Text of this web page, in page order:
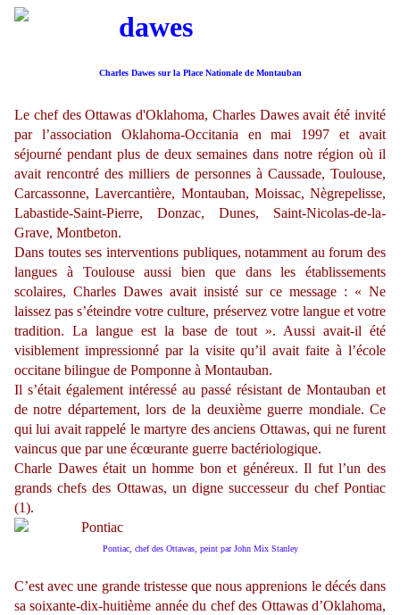
Charles Dawes sur la Place Nationale de Montauban
Le chef des Ottawas d'Oklahoma, Charles Dawes avait été invité
par l’association Oklahoma-Occitania en mai 1997 et avait
séjourné pendant plus de deux semaines dans notre région où il
avait rencontré des milliers de personnes à Caussade, Toulouse,
Carcassonne, Lavercantière, Montauban, Moissac, Nègrepelisse,
Labastide-Saint-Pierre, Donzac, Dunes, Saint-Nicolas-de-la-
Grave, Montbeton.
Dans toutes ses interventions publiques, notamment au forum des
langues à Toulouse aussi bien que dans les établissements
scolaires, Charles Dawes avait insisté sur ce message : « Ne
laissez pas s’éteindre votre culture, préservez votre langue et votre
tradition. La langue est la base de tout ». Aussi avait-il été
visiblement impressionné par la visite qu’il avait faite à l’école
occitane bilingue de Pomponne à Montauban.
Il s’était également intéressé au passé résistant de Montauban et
de notre département, lors de la deuxième guerre mondiale. Ce
qui lui avait rappelé le martyre des anciens Ottawas, qui ne furent
vaincus que par une écœurante guerre bactériologique.
Charle Dawes était un homme bon et généreux. Il fut l’un des
grands chefs des Ottawas, un digne successeur du chef Pontiac
(1).
Pontiac, chef des Ottawas, peint par John Mix Stanley
C’est avec une grande tristesse que nous apprenions le décés dans
sa soixante-dix-huitième année du chef des Ottawas d’Oklahoma,